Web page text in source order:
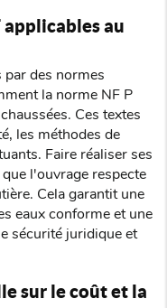
applicables au
des normes
la norme NF P
Ces textes
les méthodes de
Faire réaliser ses
l'ouvrage respecte
Cela garantit une
eaux conforme et une
sécurité juridique et
sur le coût et la